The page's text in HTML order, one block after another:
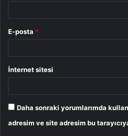
E-posta *
İnternet sitesi
Daha sonraki yorumlarımda
adresim ve site adresim bu